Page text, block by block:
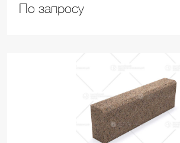
По запросу